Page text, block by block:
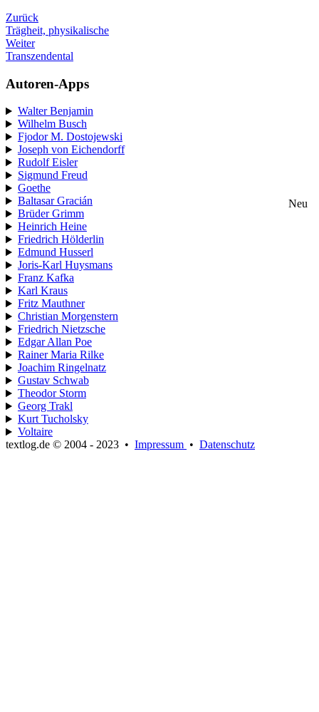
Zurück
Trägheit, physikalische
Weiter
Transzendental
Autoren-Apps
Walter Benjamin
Wilhelm Busch
Fjodor M. Dostojewski
Joseph von Eichendorff
Rudolf Eisler
Sigmund Freud
Goethe
Baltasar Gracián
Neu
Brüder Grimm
Heinrich Heine
Friedrich Hölderlin
Edmund Husserl
Joris-Karl Huysmans
Franz Kafka
Karl Kraus
Fritz Mauthner
Christian Morgenstern
Friedrich Nietzsche
Edgar Allan Poe
Rainer Maria Rilke
Joachim Ringelnatz
Gustav Schwab
Theodor Storm
Georg Trakl
Kurt Tucholsky
Voltaire
textlog.de © 2004 - 2023 • Impressum • Datenschutz